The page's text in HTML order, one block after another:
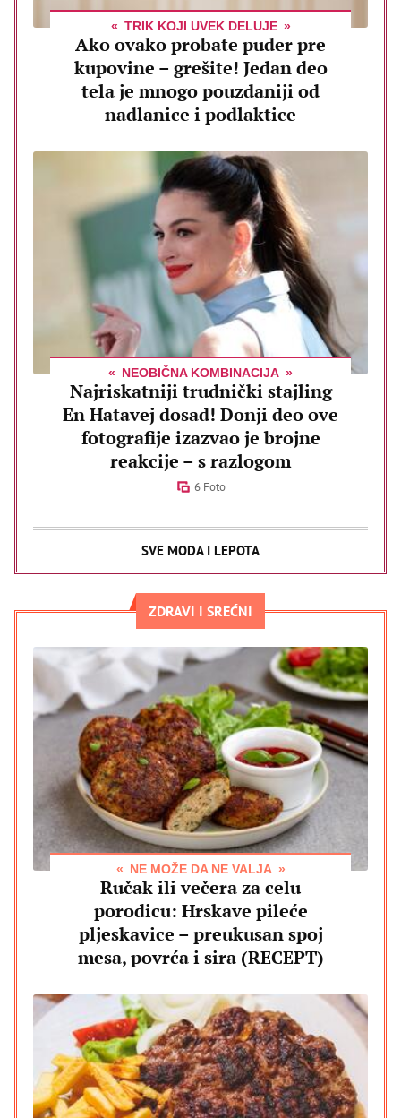
TRIK KOJI UVEK DELUJE
Ako ovako probate puder pre
kupovine – grešite! Jedan deo
tela je mnogo pouzdaniji od
nadlanice i podlaktice
NEOBIČNA KOMBINACIJA
Najriskatniji trudnički stajling
En Hatavej dosad! Donji deo ove
fotografije izazvao je brojne
reakcije – s razlogom
6 Foto
SVE MODA I LEPOTA
ZDRAVI I SREĆNI
NE MOŽE DA NE VALJA
Ručak ili večera za celu
porodicu: Hrskave pileće
pljeskavice – preukusan spoj
mesa, povrća i sira (RECEPT)